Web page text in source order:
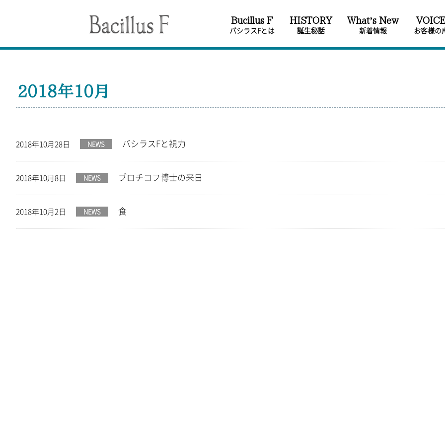
Bucillus F
バシラスFとは
HISTORY
誕生秘話
Whatʼs New
新着情報 お客様の
2018年10月
2018年10月28日 NEWS バシラスFと視力
2018年10月8日 NEWS ブロチコフ博士の来日
2018年10月2日 NEWS 食